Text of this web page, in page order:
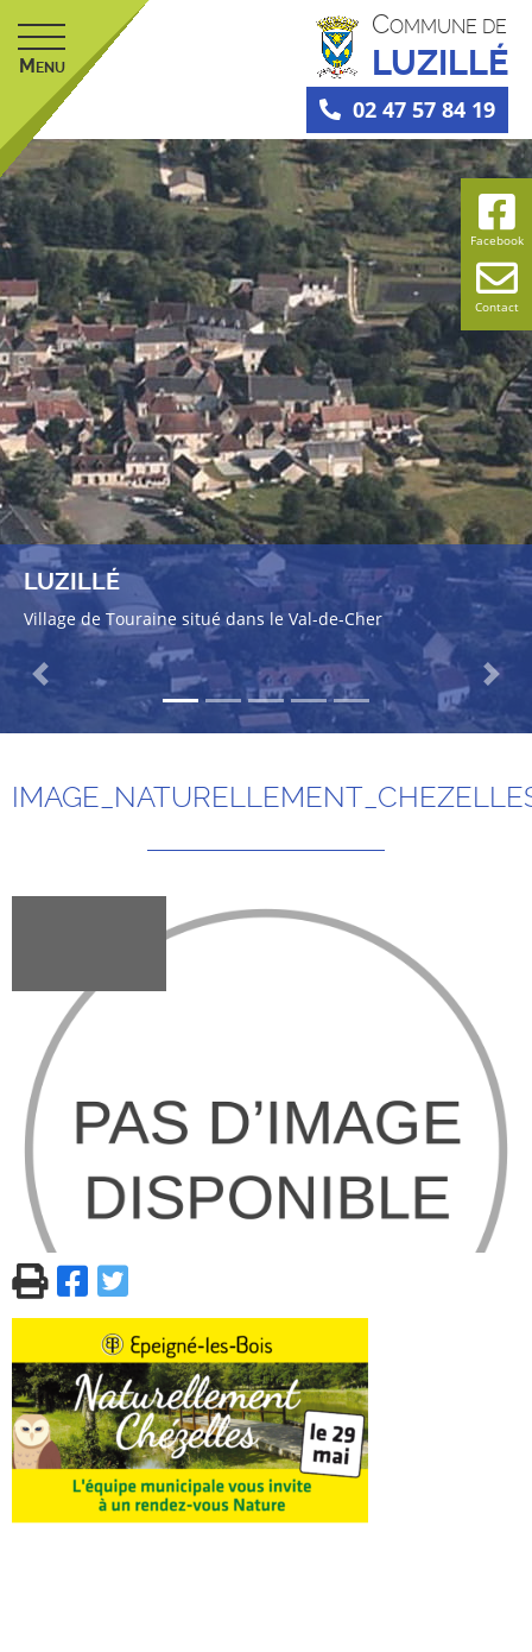
Facebook
Contact
M ENU
COMMUNE DE
LUZILLÉ
02 47 57 84 19
LUZILLÉ
Village de Touraine situé dans le Val-de-Cher
Previous Next